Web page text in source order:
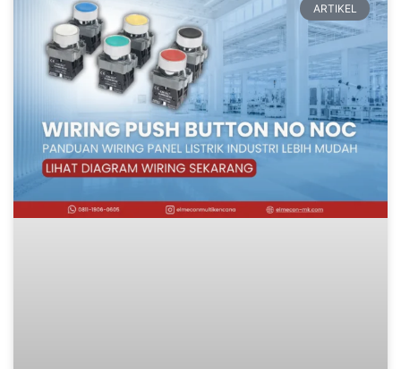
ARTIKEL